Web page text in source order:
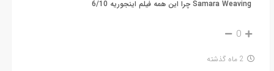
Samara Weaving چرا این همه فیلم اینجوریه 6/10
0
2 ماه گذشته